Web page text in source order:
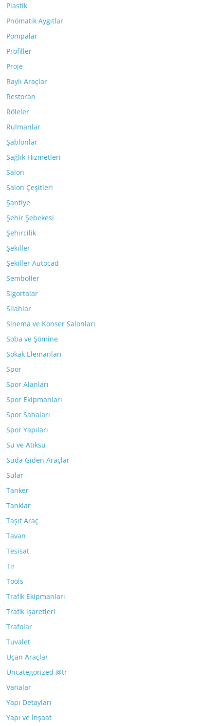
Plastik
Pnömatik Aygıtlar
Pompalar
Profiller
Proje
Raylı Araçlar
Restoran
Röleler
Rulmanlar
Şablonlar
Sağlık Hizmetleri
Salon
Salon Çeşitleri
Şantiye
Şehir Şebekesi
Şehircilik
Şekiller
Şekiller Autocad
Semboller
Sigortalar
Silahlar
Sinema ve Konser Salonları
Soba ve Şömine
Sokak Elemanları
Spor
Spor Alanları
Spor Ekipmanları
Spor Sahaları
Spor Yapıları
Su ve Atıksu
Suda Giden Araçlar
Sular
Tanker
Tanklar
Taşıt Araç
Tavan
Tesisat
Tır
Tools
Trafik Ekipmanları
Trafik işaretleri
Trafolar
Tuvalet
Uçan Araçlar
Uncategorized @tr
Vanalar
Yapı Detayları
Yapı ve İnşaat